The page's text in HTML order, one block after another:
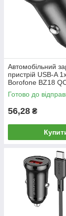
Автомобільний
пристрій USB-A
Borofone BZ18
Готово до
56,28 ₴